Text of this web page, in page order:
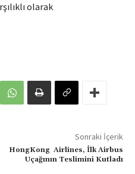
olarak
Sonraki İçerik
HongKong Airlines, İlk Airbus
Uçağının Teslimini Kutladı